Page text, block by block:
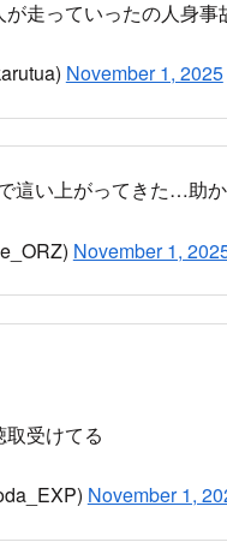
事故の影響で、運転を
鉄道運行情報（関東）
NHK ONE ニュースの鉄道
鉄道路線の運転見合わせや
車した現地の
身事故発生ということで